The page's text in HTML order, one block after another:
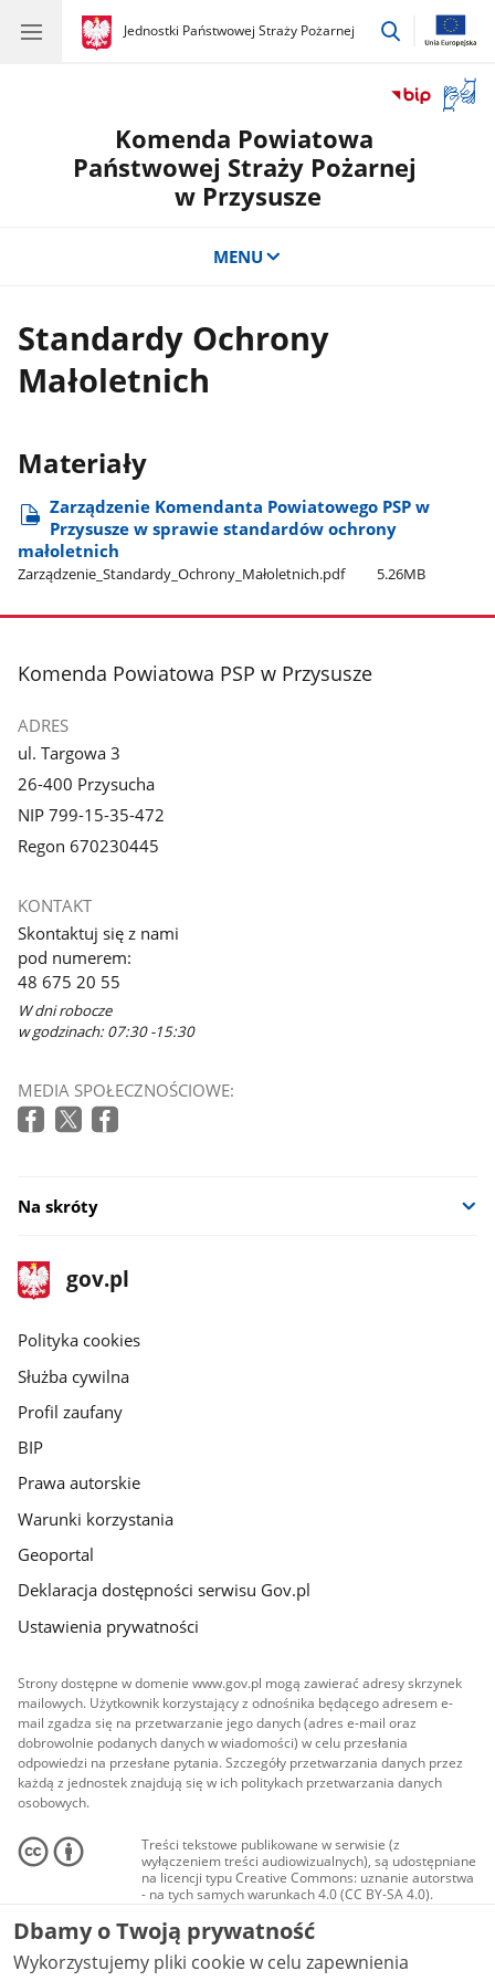
gov.pl
Jednostki Państwowej Straży Pożarnej
gov.pl
Jednostki
przejdź
okno
Komenda Powiatowa
Państwowej Straży Pożarnej
w Przysusze
MENU
Standardy Ochrony
Małoletnich
Materiały
Zarządzenie Komendanta Powiatowego PSP w
Przysusze w sprawie standardów ochrony
małoletnich
Zarządzenie​_Standardy​_Ochrony​_Małoletnich.pdf 5.26MB
stopka
Komenda Powiatowa PSP w Przysusze
ADRES
ul. Targowa 3
26-400 Przysucha
NIP 799-15-35-472
Regon 670230445
KONTAKT
Skontaktuj się z nami
pod numerem:
48 675 20 55
W dni robocze
w godzinach: 07:30 -15:30
MEDIA SPOŁECZNOŚCIOWE:
Na skróty
stopka
gov.pl
Strona
gov.pl
gov.pl
Polityka cookies
Służba cywilna
Profil zaufany
BIP
Prawa autorskie
Warunki korzystania
Geoportal
Deklaracja dostępności serwisu Gov.pl
Ustawienia prywatności
Strony dostępne w domenie www.gov.pl mogą zawierać adresy skrzynek
mailowych. Użytkownik korzystający z odnośnika będącego adresem e-
mail zgadza się na przetwarzanie jego danych (adres e-mail oraz
dobrowolnie podanych danych w wiadomości) w celu przesłania
odpowiedzi na przesłane pytania. Szczegóły przetwarzania danych przez
każdą z jednostek znajdują się w ich politykach przetwarzania danych
osobowych.
Treści tekstowe publikowane w serwisie (z
wyłączeniem treści audiowizualnych), są udostępniane
na licencji typu Creative Commons: uznanie autorstwa
- na tych samych warunkach 4.0 (CC BY-SA 4.0).
Materiały audiowizualne, w tym zdjęcia, materiały
audio i wideo, są udostępniane na licencji typu
Creative Commons: uznanie autorstwa użycie
niekomercyjne - bez utworów zależnych 4.0 (CC BY-
NC-ND 4.0), o ile nie jest to stwierdzone inaczej.
Dbamy o Twoją prywatność
Wykorzystujemy pliki cookie w celu zapewnienia